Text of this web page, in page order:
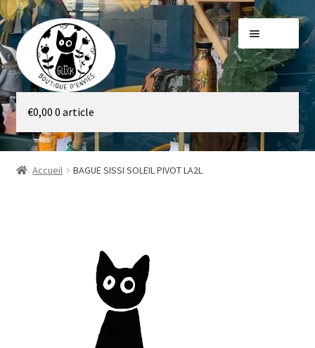
Aller
à
la
navigation
Aller
au
contenu
Galerie
Boutique
€0,00 0 article
Accueil BAGUE SISSI SOLEIL PIVOT LA2L